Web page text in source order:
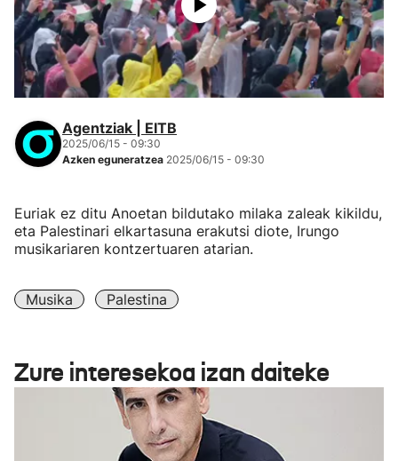
Agentziak | EITB
2025/06/15 - 09:30
Azken eguneratzea 2025/06/15 - 09:30
Euriak ez ditu Anoetan bildutako milaka zaleak kikildu,
eta Palestinari elkartasuna erakutsi diote, Irungo
musikariaren kontzertuaren atarian.
Musika Palestina
Zure interesekoa izan daiteke